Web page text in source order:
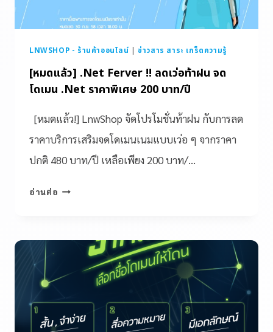
LNWSHOP - ร้านค้าออนไลน์ |ข่าวสาร สาระ เกร็ดความรู้
[หมดแล้ว] .Net Ferver !! ลดเว่อท้าฝน จด
โดเมน .Net ราคาพิเศษ 200 บาท/ปี
[หมดแล้ว!] LnwShop จัดโปรโมชั่นท้าฝน กับการลด
ราคาบริการเสริมจดโดเมนเนมแบบเว่อ ๆ จากราคา
ปกติ 480 บาท/ปี เหลือเพียง 200 บาท/…
อ่านต่อ